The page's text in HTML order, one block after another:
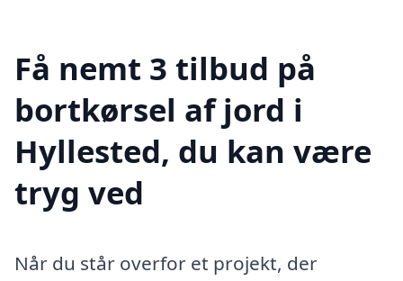
Få nemt 3 tilbud på
bortkørsel af jord i
Hyllested, du kan være
tryg ved
Når du står overfor et projekt, der